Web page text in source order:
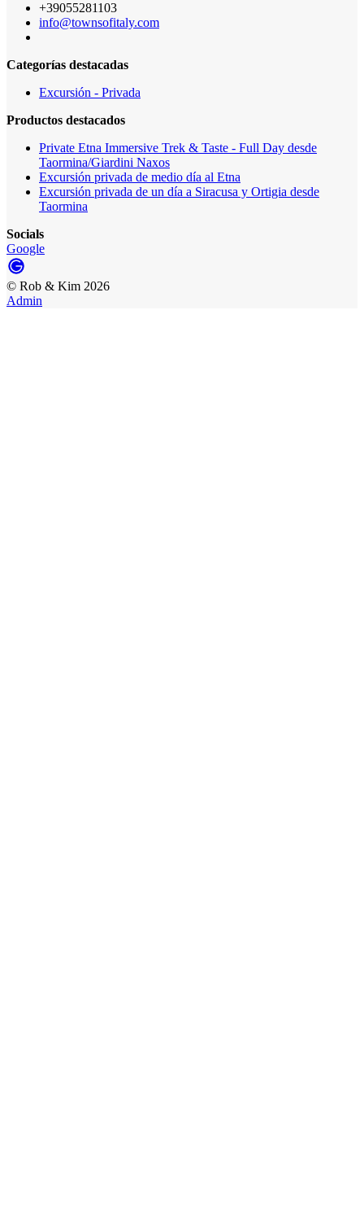
+39055281103
info@townsofitaly.com
Categorías destacadas
Excursión - Privada
Productos destacados
Private Etna Immersive Trek & Taste - Full Day desde
Taormina/Giardini Naxos
Excursión privada de medio día al Etna
Excursión privada de un día a Siracusa y Ortigia desde
Taormina
Socials
Google
© Rob & Kim 2026
Admin